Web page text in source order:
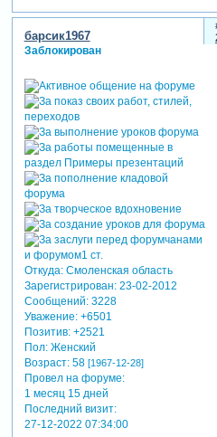
барсик1967
Заблокирован
Откуда:Смоленская область
Зарегистрирован: 23-02-2012
Сообщений:3228
Уважение: +6501
Позитив: +2521
Пол:Женский
Возраст:58 [1967-12-28]
Провел на форуме:
1 месяц 15 дней
Последний визит:
27-12-2022 07:34:00